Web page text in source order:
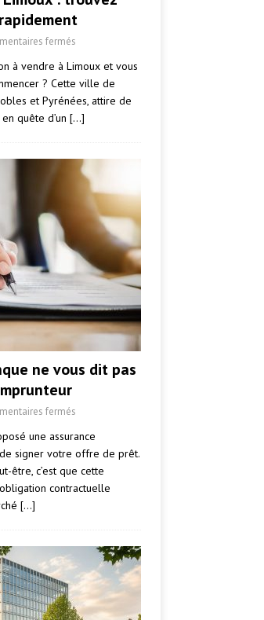
fermés
à vendre à Limoux et vous
? Cette ville de
et Pyrénées, attire de
quête d’un […]
ne vous dit pas
fermés
une assurance
signer votre offre de prêt.
être, c’est que cette
contractuelle
[…]